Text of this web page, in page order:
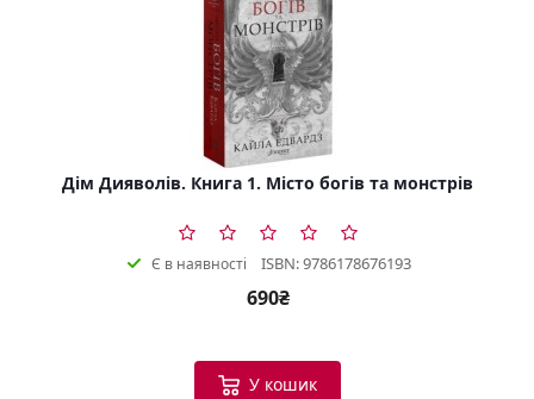
Дім Дияволів. Книга 1. Місто богів та монстрів
Є в наявності ISBN: 9786178676193
690₴
У кошик